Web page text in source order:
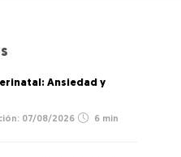
Ansiedad y
07/08/2026 6 min